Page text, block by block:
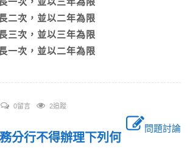
二次，並以二年為限
三次，並以三年為限
一次，並以二年為限
0留言 2追蹤
問題討論
分行不得辦理下列何